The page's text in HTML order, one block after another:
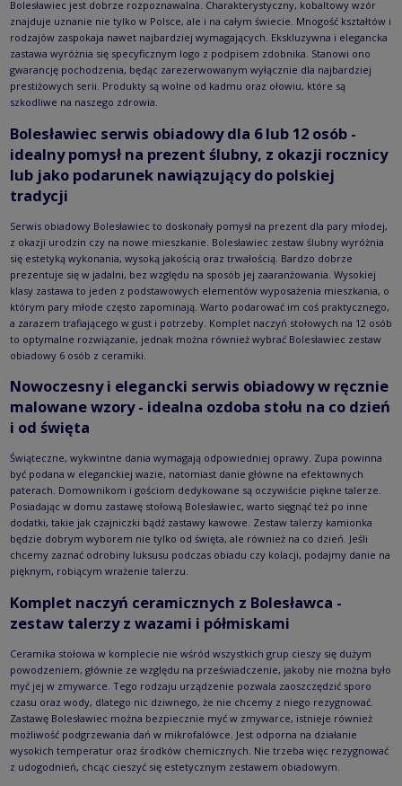
Bolesławiec jest dobrze rozpoznawalna. Charakterystyczny, kobaltowy wzór
znajduje uznanie nie tylko w Polsce, ale i na całym świecie. Mnogość kształtów i
rodzajów zaspokaja nawet najbardziej wymagających. Ekskluzywna i elegancka
zastawa wyróżnia się specyficznym logo z podpisem zdobnika. Stanowi ono
gwarancję pochodzenia, będąc zarezerwowanym wyłącznie dla najbardziej
prestiżowych serii. Produkty są wolne od kadmu oraz ołowiu, które są
szkodliwe na naszego zdrowia.
Bolesławiec serwis obiadowy dla 6 lub 12 osób -
idealny pomysł na prezent ślubny, z okazji rocznicy
lub jako podarunek nawiązujący do polskiej
tradycji
Serwis obiadowy Bolesławiec to doskonały pomysł na prezent dla pary młodej,
z okazji urodzin czy na nowe mieszkanie. Bolesławiec zestaw ślubny wyróżnia
się estetyką wykonania, wysoką jakością oraz trwałością. Bardzo dobrze
prezentuje się w jadalni, bez względu na sposób jej zaaranżowania. Wysokiej
klasy zastawa to jeden z podstawowych elementów wyposażenia mieszkania, o
którym pary młode często zapominają. Warto podarować im coś praktycznego,
a zarazem trafiającego w gust i potrzeby. Komplet naczyń stołowych na 12 osób
to optymalne rozwiązanie, jednak można również wybrać Bolesławiec zestaw
obiadowy 6 osób z ceramiki.
Nowoczesny i elegancki serwis obiadowy w ręcznie
malowane wzory - idealna ozdoba stołu na co dzień
i od święta
Świąteczne, wykwintne dania wymagają odpowiedniej oprawy. Zupa powinna
być podana w eleganckiej wazie, natomiast danie główne na efektownych
paterach. Domownikom i gościom dedykowane są oczywiście piękne talerze.
Posiadając w domu zastawę stołową Bolesławiec, warto sięgnąć też po inne
dodatki, takie jak czajniczki bądź zastawy kawowe. Zestaw talerzy kamionka
będzie dobrym wyborem nie tylko od święta, ale również na co dzień. Jeśli
chcemy zaznać odrobiny luksusu podczas obiadu czy kolacji, podajmy danie na
pięknym, robiącym wrażenie talerzu.
Komplet naczyń ceramicznych z Bolesławca -
zestaw talerzy z wazami i półmiskami
Ceramika stołowa w komplecie nie wśród wszystkich grup cieszy się dużym
powodzeniem, głównie ze względu na przeświadczenie, jakoby nie można było
myć jej w zmywarce. Tego rodzaju urządzenie pozwala zaoszczędzić sporo
czasu oraz wody, dlatego nic dziwnego, że nie chcemy z niego rezygnować.
Zastawę Bolesławiec można bezpiecznie myć w zmywarce, istnieje również
możliwość podgrzewania dań w mikrofalówce. Jest odporna na działanie
wysokich temperatur oraz środków chemicznych. Nie trzeba więc rezygnować
z udogodnień, chcąc cieszyć się estetycznym zestawem obiadowym.